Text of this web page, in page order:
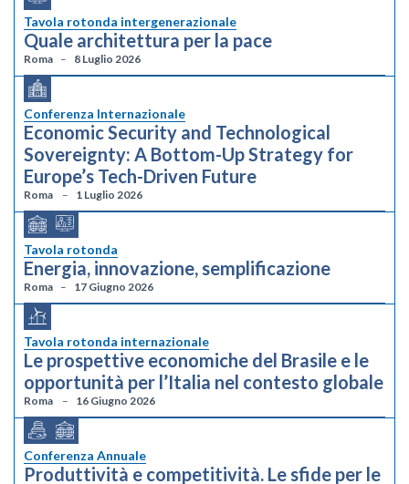
Tavola rotonda intergenerazionale
Quale architettura per la pace
Roma 8 Luglio 2026
Conferenza Internazionale
Economic Security and Technological
Sovereignty: A Bottom-Up Strategy for
Europe’s Tech-Driven Future
Roma 1 Luglio 2026
Tavola rotonda
Energia, innovazione, semplificazione
Roma 17 Giugno 2026
Tavola rotonda internazionale
Le prospettive economiche del Brasile e le
opportunità per l’Italia nel contesto globale
Roma 16 Giugno 2026
Conferenza Annuale
Produttività e competitività. Le sfide per le